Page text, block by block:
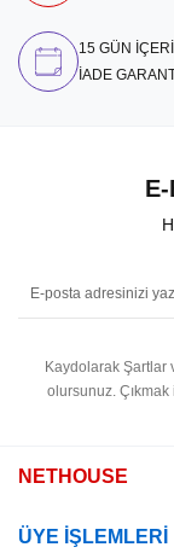
15 GÜN
İADE
Kaydolarak Şartlar
olursunuz. Çıkmak
NETHOUSE
ÜYE İŞLEMLERİ